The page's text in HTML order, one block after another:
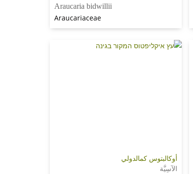
Araucaria bidwillii
Araucariaceae
أوكالبتوس كمالدولي
الآسِيَّة